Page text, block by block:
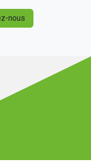
nous